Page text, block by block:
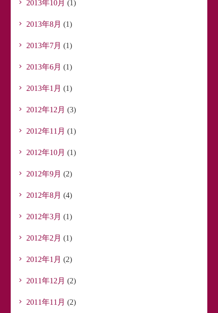
2013年10月 (1)
2013年8月 (1)
2013年7月 (1)
2013年6月 (1)
2013年1月 (1)
2012年12月 (3)
2012年11月 (1)
2012年10月 (1)
2012年9月 (2)
2012年8月 (4)
2012年3月 (1)
2012年2月 (1)
2012年1月 (2)
2011年12月 (2)
2011年11月 (2)